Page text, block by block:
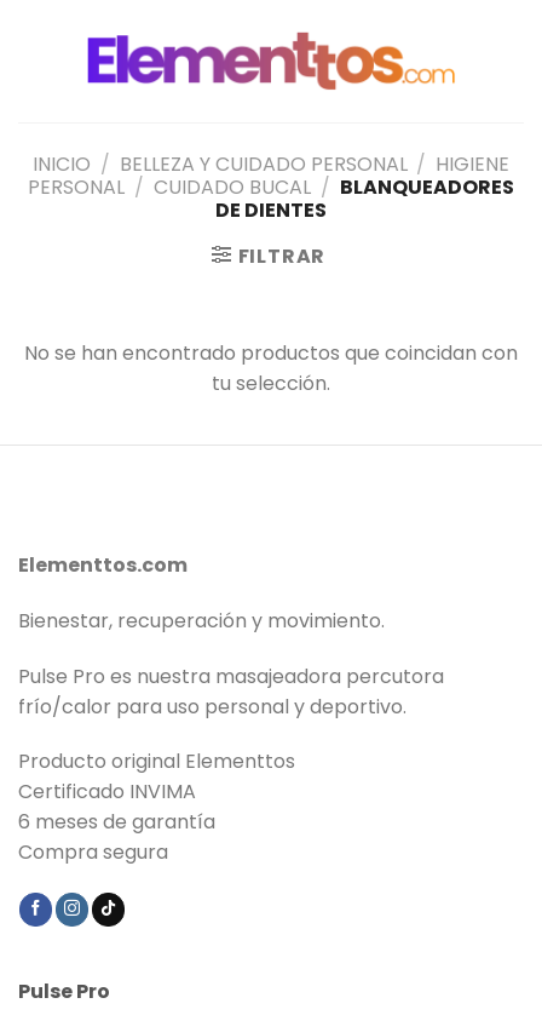
INICIO / BELLEZA Y CUIDADO PERSONAL / HIGIENE
PERSONAL / CUIDADO BUCAL / BLANQUEADORES
DE DIENTES
FILTRAR
No se han encontrado productos que coincidan con
tu selección.
Elementtos.com
Bienestar, recuperación y movimiento.
Pulse Pro es nuestra masajeadora percutora
frío/calor para uso personal y deportivo.
Producto original Elementtos
Certificado INVIMA
6 meses de garantía
Compra segura
Pulse Pro